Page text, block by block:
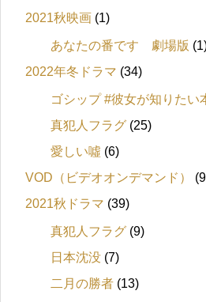
2021秋映画 (1)
あなたの番です 劇場版
2022年冬ドラマ (34)
ゴシップ #彼女が知りたい
真犯人フラグ (25)
愛しい噓 (6)
VOD（ビデオオンデマンド）
2021秋ドラマ (39)
真犯人フラグ (9)
日本沈没 (7)
二月の勝者 (13)